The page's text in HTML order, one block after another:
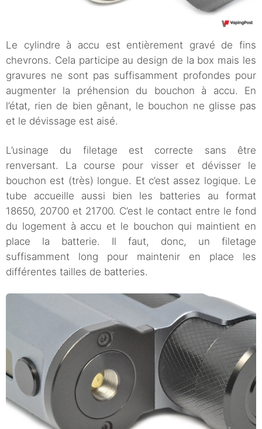
Le cylindre à accu est entièrement gravé de fins
chevrons. Cela participe au design de la box mais les
gravures ne sont pas suffisamment profondes pour
augmenter la préhension du bouchon à accu. En
l’état, rien de bien gênant, le bouchon ne glisse pas
et le dévissage est aisé.
L’usinage du filetage est correcte sans être
renversant. La course pour visser et dévisser le
bouchon est (très) longue. Et c’est assez logique. Le
tube accueille aussi bien les batteries au format
18650, 20700 et 21700. C’est le contact entre le fond
du logement à accu et le bouchon qui maintient en
place la batterie. Il faut, donc, un filetage
suffisamment long pour maintenir en place les
différentes tailles de batteries.